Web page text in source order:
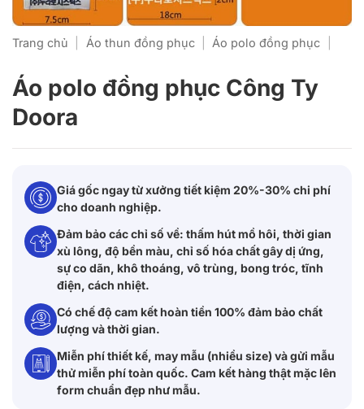
Trang chủ Áo thun đồng phục Áo polo đồng phục
Áo polo đồng phục Công Ty
Doora
Giá gốc ngay từ xưởng tiết kiệm 20%-30% chi phí
cho doanh nghiệp.
Đảm bảo các chỉ số về: thấm hút mồ hôi, thời gian
xù lông, độ bền màu, chỉ số hóa chất gây dị ứng,
sự co dãn, khô thoáng, vô trùng, bong tróc, tĩnh
điện, cách nhiệt.
Có chế độ cam kết hoàn tiền 100% đảm bảo chất
lượng và thời gian.
Miễn phí thiết kế, may mẫu (nhiều size) và gửi mẫu
thử miễn phí toàn quốc. Cam kết hàng thật mặc lên
form chuẩn đẹp như mẫu.